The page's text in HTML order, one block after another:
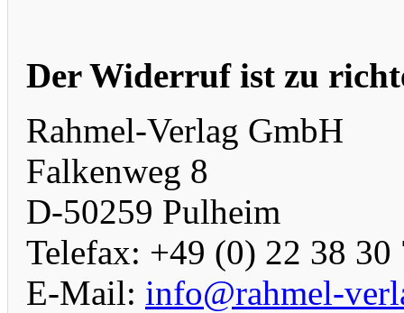
Der Widerruf ist zu
Rahmel-Verlag GmbH
Falkenweg 8
D-50259 Pulheim
Telefax: +49 (0) 22 38 30
E-Mail: info@rahmel-